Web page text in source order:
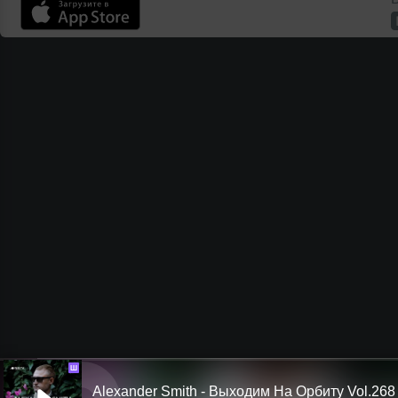
Ш
Alexander Smith - Выходим На Орбиту Vol.268